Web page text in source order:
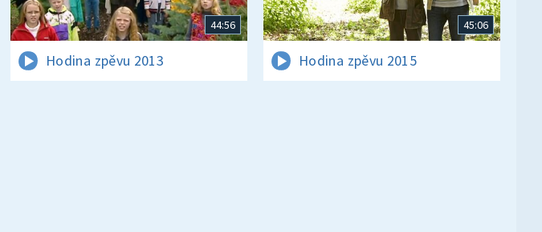
44:56
Hodina zpěvu 2013
45:06
Hodina zpěvu 2015